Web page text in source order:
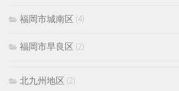
福岡市城南区 (4)
福岡市早良区 (2)
北九州地区 (2)